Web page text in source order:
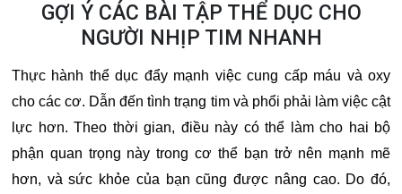
GỢI Ý CÁC BÀI TẬP THỂ DỤC CHO
NGƯỜI NHỊP TIM NHANH
Thực hành thể dục đẩy mạnh việc cung cấp máu và oxy
cho các cơ. Dẫn đến tình trạng tim và phổi phải làm việc cật
lực hơn. Theo thời gian, điều này có thể làm cho hai bộ
phận quan trọng này trong cơ thể bạn trở nên mạnh mẽ
hơn, và sức khỏe của bạn cũng được nâng cao. Do đó,